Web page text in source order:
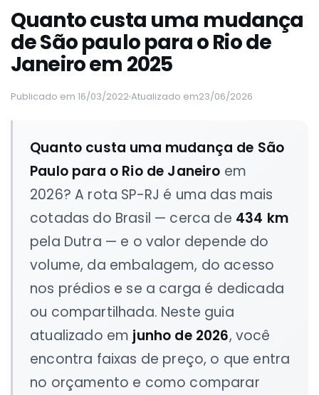
Quanto custa uma mudança
de São paulo para o Rio de
Janeiro em 2025
Publicado em 16/03/2022Atualizado em23/06/2026
Quanto custa uma mudança de São
Paulo para o Rio de Janeiro em
2026? A rota SP-RJ é uma das mais
cotadas do Brasil — cerca de 434 km
pela Dutra — e o valor depende do
volume, da embalagem, do acesso
nos prédios e se a carga é dedicada
ou compartilhada. Neste guia
atualizado em junho de 2026, você
encontra faixas de preço, o que entra
no orçamento e como comparar